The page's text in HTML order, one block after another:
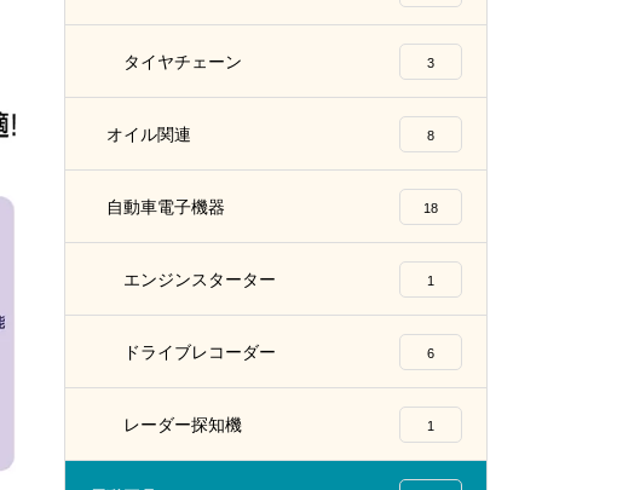
タイヤチェーン 3
オイル関連 8
自動車電子機器 18
エンジンスターター 1
ドライブレコーダー 6
レーダー探知機 1